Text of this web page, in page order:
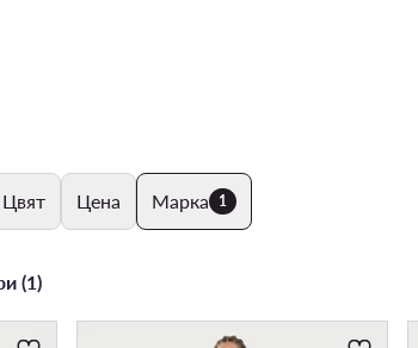
Цвят Цена Марка 1
(1)